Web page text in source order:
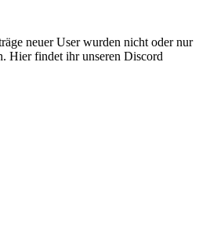
neuer User wurden nicht oder nur
Hier findet ihr unseren Discord